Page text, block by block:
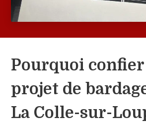
Pourquoi confier
projet de
La Colle-sur-